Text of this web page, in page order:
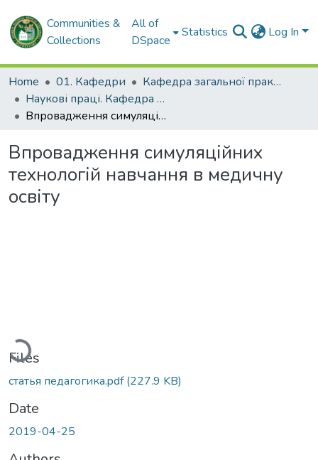
Communities &
Collections
All of
DSpace
Statistics Log In
Home 01. Кафедри
Кафедра загальної практики – сімейної медицини та внутрішніх хвороб
Наукові праці. Кафедра загальної практики – сімейної медицини та внутрішніх хвороб
Впровадження симуляційних технологій навчання в медичну освіту
Впровадження симуляційних
технологій навчання в медичну
освіту
Files
статья педагогика.pdf(227.9 KB)
Date
2019-04-25